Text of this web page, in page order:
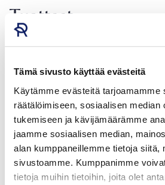
Tämä sivusto käyttää evästeitä
Käytämme evästeitä tarjoamamme
räätälöimiseen, sosiaalisen median
tukemiseen ja kävijämäärämme
jaamme sosiaalisen median,
alan kumppaneillemme tietoja siitä,
sivustoamme. Kumppanimme
tietoja muihin tietoihin, joita olet
Tuotteet